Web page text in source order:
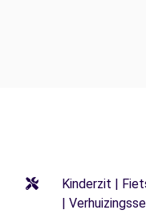
Kinderzit |
|